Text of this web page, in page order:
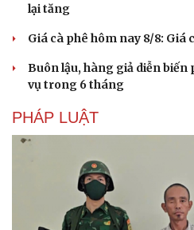
Văn hóa
Sân khấu - Điện ảnh
lại tăng
Giá cà phê hôm nay 8/8:
Buôn lậu, hàng giả diễn biến
vụ trong 6 tháng
PHÁP LUẬT